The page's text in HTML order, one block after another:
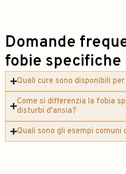
Domande
fobie specifiche
Quali cure sono disponibili
Come si differenzia la fobia
disturbi d'ansia?
Quali sono gli esempi comuni